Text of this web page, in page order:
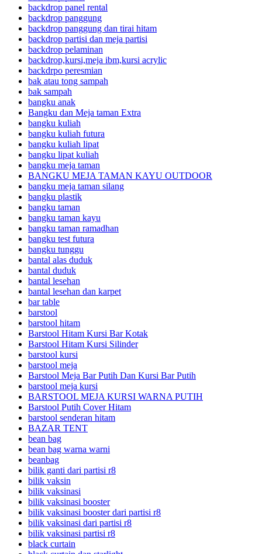
backdrop panel rental
backdrop panggung
backdrop panggung dan tirai hitam
backdrop partisi dan meja partisi
backdrop pelaminan
backdrop,kursi,meja ibm,kursi acrylic
backdrpo peresmian
bak atau tong sampah
bak sampah
bangku anak
Bangku dan Meja taman Extra
bangku kuliah
bangku kuliah futura
bangku kuliah lipat
bangku lipat kuliah
bangku meja taman
BANGKU MEJA TAMAN KAYU OUTDOOR
bangku meja taman silang
bangku plastik
bangku taman
bangku taman kayu
bangku taman ramadhan
bangku test futura
bangku tunggu
bantal alas duduk
bantal duduk
bantal lesehan
bantal lesehan dan karpet
bar table
barstool
barstool hitam
Barstool Hitam Kursi Bar Kotak
Barstool Hitam Kursi Silinder
barstool kursi
barstool meja
Barstool Meja Bar Putih Dan Kursi Bar Putih
barstool meja kursi
BARSTOOL MEJA KURSI WARNA PUTIH
Barstool Putih Cover Hitam
barstool senderan hitam
BAZAR TENT
bean bag
bean bag warna warni
beanbag
bilik ganti dari partisi r8
bilik vaksin
bilik vaksinasi
bilik vaksinasi booster
bilik vaksinasi booster dari partisi r8
bilik vaksinasi dari partisi r8
bilik vaksinasi partisi r8
black curtain